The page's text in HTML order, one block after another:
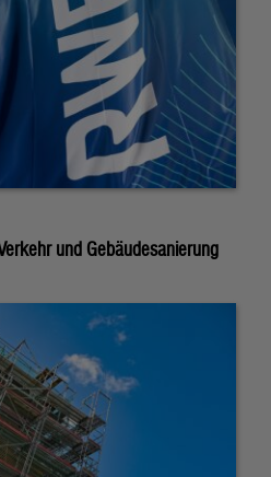
und Gebäudesanierung